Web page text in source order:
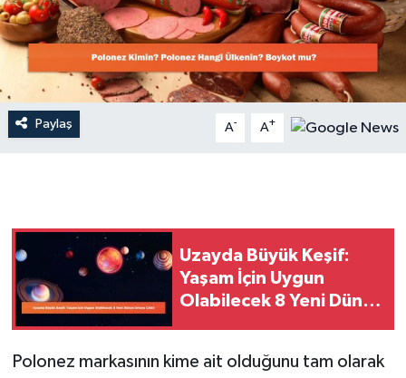
Paylaş A- A+
Uzayda Büyük Keşif:
Yaşam İçin Uygun
Olabilecek 8 Yeni Dünya
Polonez markasının kime ait olduğunu tam olarak